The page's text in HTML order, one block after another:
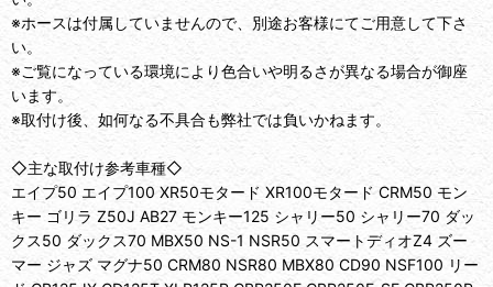
※ホースは付属していませんので、別途お客様にてご用意して下さ
い。
※ご覧になっている環境により色合いや明るさが異なる場合が御座
います。
※取付け後、如何なる不具合も弊社では負いかねます。
◇主な取付け参考車種◇
エイプ50 エイプ100 XR50モタード XR100モタード CRM50 モン
キー ゴリラ Z50J AB27 モンキー125 シャリー50 シャリー70 ダッ
クス50 ダックス70 MBX50 NS-1 NSR50 スマートディオZ4 ズー
マー ジャズ マグナ50 CRM80 NSR80 MBX80 CD90 NSF100 リー